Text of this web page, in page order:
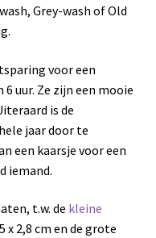
Grey-wash of Old
voor een
uur. Ze zijn een mooie
is de
jaar door te
een kaarsje voor een
iemand.
t.w. de kleine
x 2,8 cm en de grote